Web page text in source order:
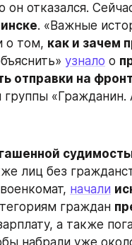
отказался.
. «Важные
о том, как и зачем
узнало о
отправки на фронт
группы
лиц без
начали
граждан
а также
набрали уже